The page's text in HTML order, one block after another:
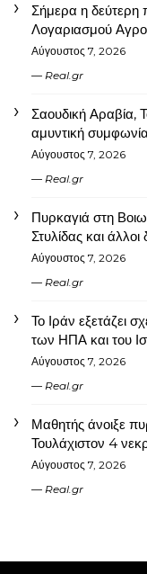
Σήμερα η δεύτερη
Λογαριασμού
Αύγουστος 7, 2026
Real.gr
Σαουδική Αραβία,
αμυντική συμφωνία
Αύγουστος 7, 2026
Real.gr
Πυρκαγιά στη
Στυλίδας και
Αύγουστος 7, 2026
Real.gr
Το Ιράν εξετάζει
των ΗΠΑ και του
Αύγουστος 7, 2026
Real.gr
Μαθητής άνοιξε
Τουλάχιστον 4
Αύγουστος 7, 2026
Real.gr